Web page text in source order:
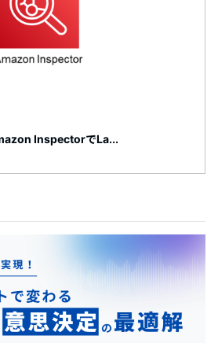
InspectorでLa...